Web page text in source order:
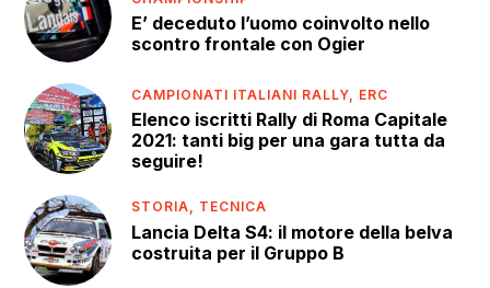
E’ deceduto l’uomo coinvolto nello
scontro frontale con Ogier
CAMPIONATI ITALIANI RALLY, ERC
Elenco iscritti Rally di Roma Capitale
2021: tanti big per una gara tutta da
seguire!
STORIA, TECNICA
Lancia Delta S4: il motore della belva
costruita per il Gruppo B